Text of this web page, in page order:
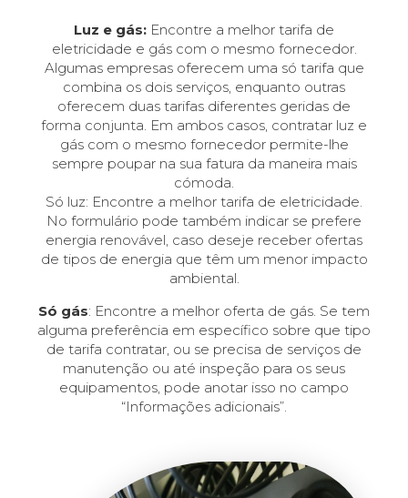
Luz e gás: Encontre a melhor tarifa de
eletricidade e gás com o mesmo fornecedor.
Algumas empresas oferecem uma só tarifa que
combina os dois serviços, enquanto outras
oferecem duas tarifas diferentes geridas de
forma conjunta. Em ambos casos, contratar luz e
gás com o mesmo fornecedor permite-lhe
sempre poupar na sua fatura da maneira mais
cómoda.
Só luz: Encontre a melhor tarifa de eletricidade.
No formulário pode também indicar se prefere
energia renovável, caso deseje receber ofertas
de tipos de energia que têm um menor impacto
ambiental.
Só gás: Encontre a melhor oferta de gás. Se tem
alguma preferência em específico sobre que tipo
de tarifa contratar, ou se precisa de serviços de
manutenção ou até inspeção para os seus
equipamentos, pode anotar isso no campo
“Informações adicionais”.